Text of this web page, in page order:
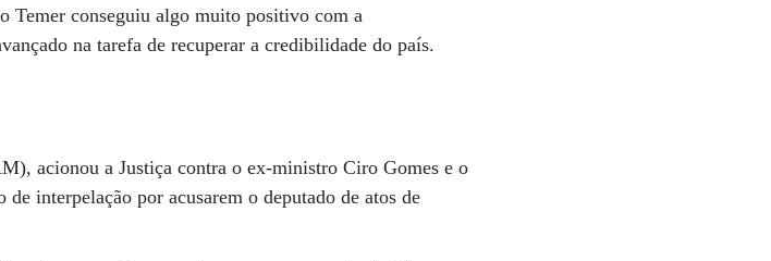
Temer conseguiu algo muito positivo com a
na tarefa de recuperar a credibilidade do país.
acionou a Justiça contra o ex-ministro Ciro Gomes e o
interpelação por acusarem o deputado de atos de